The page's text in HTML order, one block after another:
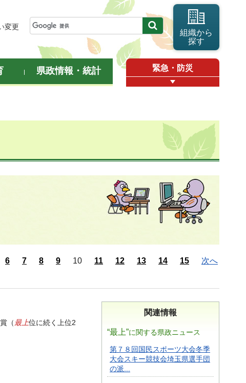
変更
組織から
探す
県政情報・統計 緊急・防災
6 7 8 9 10 11 12 13 14 15 次へ
関連情報
“最上”に関する県政ニュース
第７８回国民スポーツ大会冬季
大会スキー競技会埼玉県選手団
の派...
（ 最上位に続く上位2